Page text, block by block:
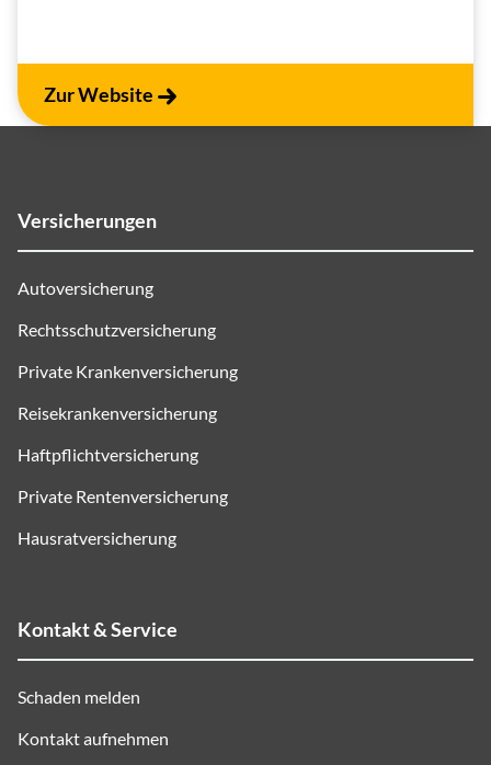
Zur Website
Versicherungen
Autoversicherung
Rechtsschutzversicherung
Private Krankenversicherung
Reisekrankenversicherung
Haftpflichtversicherung
Private Rentenversicherung
Hausratversicherung
Kontakt & Service
Schaden melden
Kontakt aufnehmen